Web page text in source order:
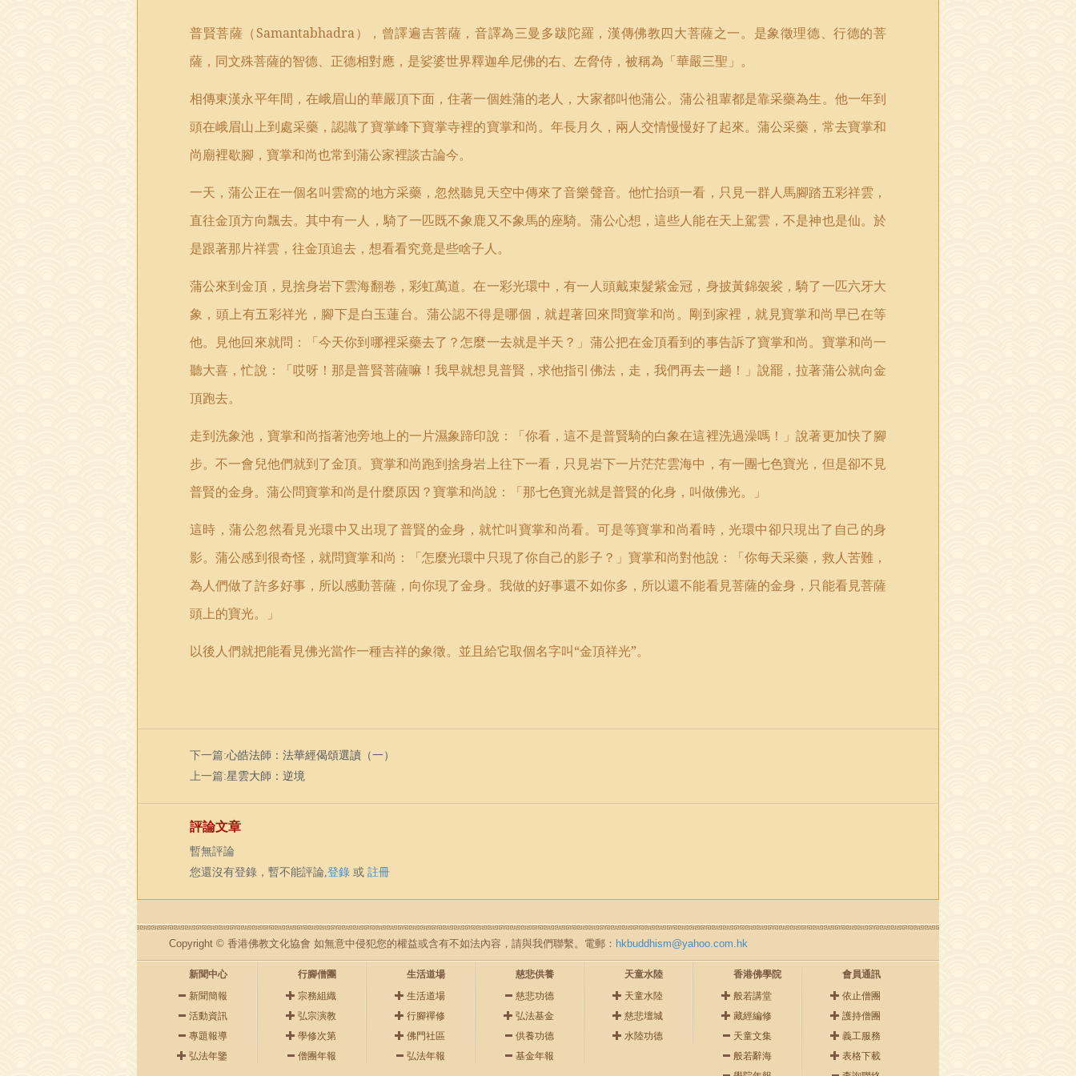
普賢菩薩（Samantabhadra），曾譯遍吉菩薩，音譯為三曼多跋陀羅，漢傳佛教四大菩薩之一。是象徵理德、行德的菩
薩，同文殊菩薩的智德、正德相對應，是娑婆世界釋迦牟尼佛的右、左脅侍，被稱為「華嚴三聖」。
相傳東漢永平年間，在峨眉山的華嚴頂下面，住著一個姓蒲的老人，大家都叫他蒲公。蒲公祖輩都是靠采藥為生。他一年到
頭在峨眉山上到處采藥，認識了寶掌峰下寶掌寺裡的寶掌和尚。年長月久，兩人交情慢慢好了起來。蒲公采藥，常去寶掌和
尚廟裡歇腳，寶掌和尚也常到蒲公家裡談古論今。
一天，蒲公正在一個名叫雲窩的地方采藥，忽然聽見天空中傳來了音樂聲音。他忙抬頭一看，只見一群人馬腳踏五彩祥雲，
直往金頂方向飄去。其中有一人，騎了一匹既不象鹿又不象馬的座騎。蒲公心想，這些人能在天上駕雲，不是神也是仙。於
是跟著那片祥雲，往金頂追去，想看看究竟是些啥子人。
蒲公來到金頂，見捨身岩下雲海翻卷，彩虹萬道。在一彩光環中，有一人頭戴束髮紫金冠，身披黃錦袈裟，騎了一匹六牙大
象，頭上有五彩祥光，腳下是白玉蓮台。蒲公認不得是哪個，就趕著回來問寶掌和尚。剛到家裡，就見寶掌和尚早已在等
他。見他回來就問：「今天你到哪裡采藥去了？怎麼一去就是半天？」蒲公把在金頂看到的事告訴了寶掌和尚。寶掌和尚一
聽大喜，忙說：「哎呀！那是普賢菩薩嘛！我早就想見普賢，求他指引佛法，走，我們再去一趟！」說罷，拉著蒲公就向金
頂跑去。
走到洗象池，寶掌和尚指著池旁地上的一片濕象蹄印說：「你看，這不是普賢騎的白象在這裡洗過澡嗎！」說著更加快了腳
步。不一會兒他們就到了金頂。寶掌和尚跑到捨身岩上往下一看，只見岩下一片茫茫雲海中，有一團七色寶光，但是卻不見
普賢的金身。蒲公問寶掌和尚是什麼原因？寶掌和尚說：「那七色寶光就是普賢的化身，叫做佛光。」
這時，蒲公忽然看見光環中又出現了普賢的金身，就忙叫寶掌和尚看。可是等寶掌和尚看時，光環中卻只現出了自己的身
影。蒲公感到很奇怪，就問寶掌和尚：「怎麼光環中只現了你自己的影子？」寶掌和尚對他說：「你每天采藥，救人苦難，
為人們做了許多好事，所以感動菩薩，向你現了金身。我做的好事還不如你多，所以還不能看見菩薩的金身，只能看見菩薩
頭上的寶光。」
以後人們就把能看見佛光當作一種吉祥的象徵。並且給它取個名字叫“金頂祥光”。
下一篇:心皓法師：法華經偈頌選讀（一）
上一篇:星雲大師：逆境
評論文章
暫無評論
您還沒有登錄，暫不能評論,登錄 或 註冊
Copyright © 香港佛教文化協會 如無意中侵犯您的權益或含有不如法內容，請與我們聯繫。電郵： hkbuddhism@yahoo.com.hk
新聞中心
新聞簡報
活動資訊
專題報導
弘法年鑒
行腳僧團
宗務組織
弘宗演教
學修次第
僧團年報
生活道場
生活道場
行腳禪修
佛門社區
弘法年報
慈悲供養
慈悲功德
弘法基金
供養功德
基金年報
天童水陸
天童水陸
慈悲壇城
水陸功德
香港佛學院
般若講堂
藏經編修
天童文集
般若辭海
會員通訊
依止僧團
護持僧團
義工服務
表格下載